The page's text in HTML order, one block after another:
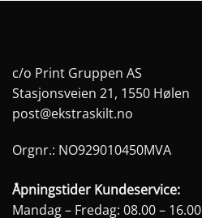
c/o Print Gruppen AS
Stasjonsveien 21, 1550 Hølen
post@ekstraskilt.no
Orgnr.: NO929010450MVA
Åpningstider Kundeservice:
Mandag – Fredag: 08.00 – 16.00